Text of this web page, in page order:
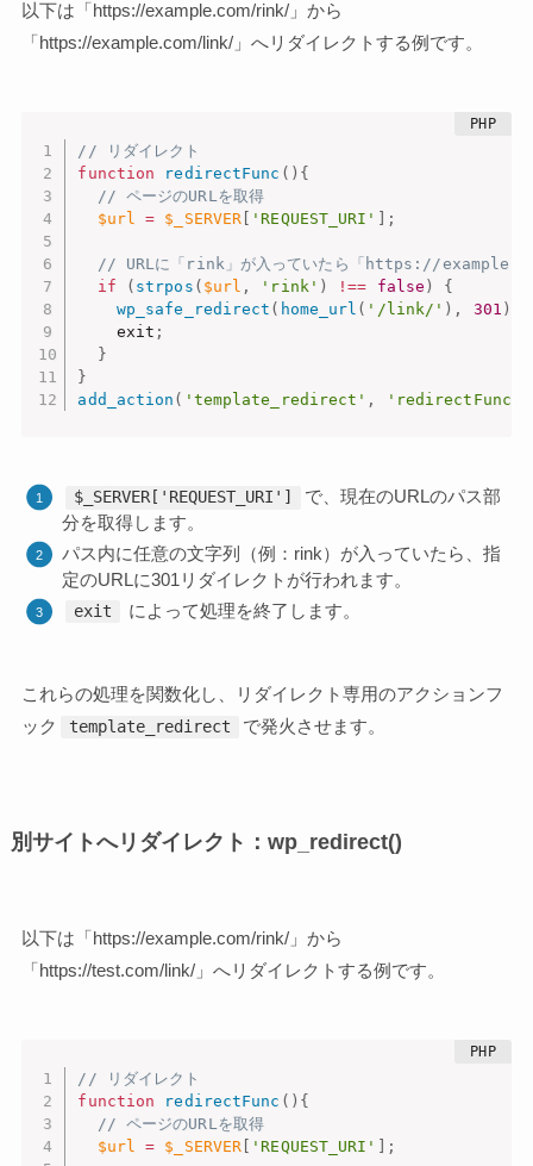
以下は「https://example.com/rink/」から
「https://example.com/link/」へリダイレクトする例です。
// リダイレクト
function
redirectFunc ( ) {
// ページのURLを取得
$url
= $_SERVER [ 'REQUEST_URI' ] ;
// URLに「rink」が入っていたら「https://
if
( strpos ( $url , 'rink' ) !== false )
{
wp_safe_redirect ( home_url ( '/link/' ) , 301 )
    exit
;
}
}
add_action ( 'template_redirect' , 'redirectFunc'
$_SERVER['REQUEST_URI']
で、現在のURLのパス部
分を取得します。
パス内に任意の文字列（例：rink）が入っていたら、指
定のURLに301リダイレクトが行われます。
exit によって処理を終了します。
これらの処理を関数化し、リダイレクト専用のアクションフ
ック
template_redirect で発火させます。
別サイトへリダイレクト：wp_redirect()
以下は「https://example.com/rink/」から
「https://test.com/link/」へリダイレクトする例です。
// リダイレクト
function
redirectFunc ( ) {
// ページのURLを取得
$url
= $_SERVER [ 'REQUEST_URI' ] ;